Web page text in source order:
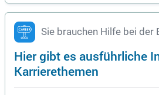
Sie brauchen Hilfe bei der
Hier gibt es ausführliche
Karrierethemen